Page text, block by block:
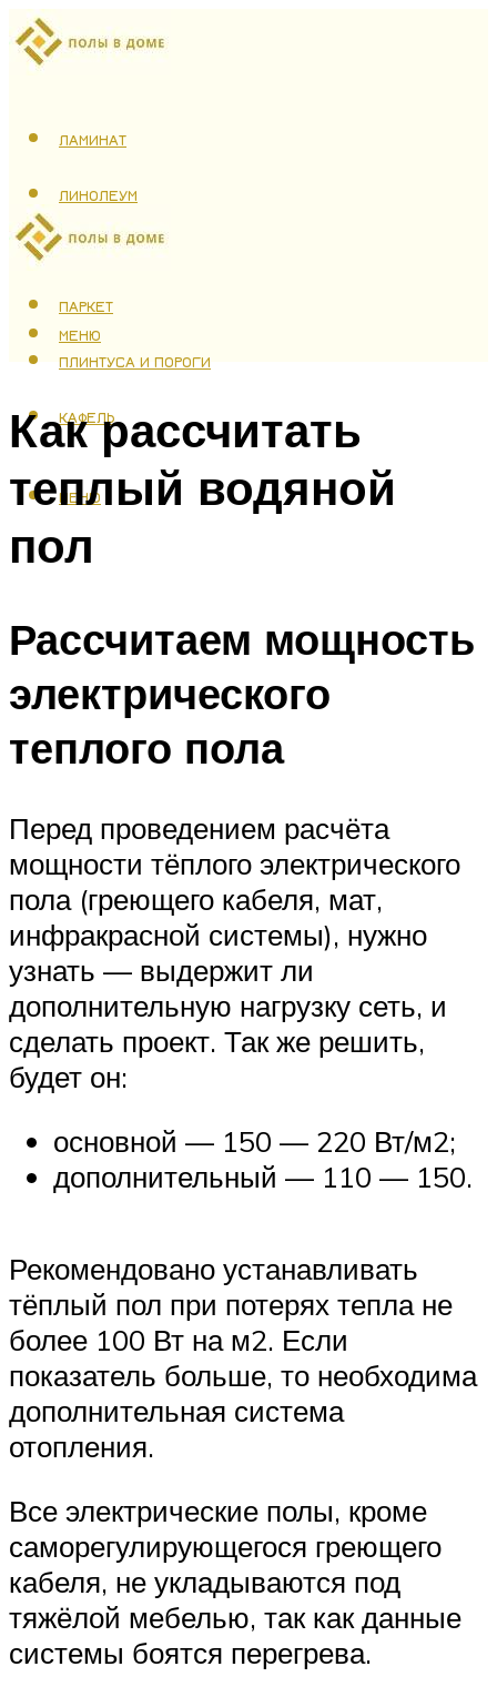
ЛАМИНАТ
ЛИНОЛЕУМ
ТЕПЛЫЙ ПОЛ
ПАРКЕТ
ПЛИНТУСА И ПОРОГИ
КАФЕЛЬ
МЕНЮ
МЕНЮ
Как рассчитать
теплый водяной
пол
Рассчитаем мощность
электрического
теплого пола
Перед проведением расчёта
мощности тёплого электрического
пола (греющего кабеля, мат,
инфракрасной системы), нужно
узнать — выдержит ли
дополнительную нагрузку сеть, и
сделать проект. Так же решить,
будет он:
основной — 150 — 220 Вт/м2;
дополнительный — 110 — 150.
Рекомендовано устанавливать
тёплый пол при потерях тепла не
более 100 Вт на м2. Если
показатель больше, то необходима
дополнительная система
отопления.
Все электрические полы, кроме
саморегулирующегося греющего
кабеля, не укладываются под
тяжёлой мебелью, так как данные
системы боятся перегрева.